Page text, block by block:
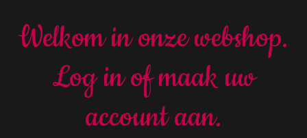
Welkom in onze webshop.
Log in of maak uw
account aan.